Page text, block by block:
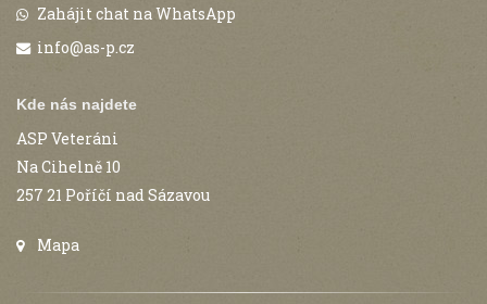
Zahájit chat na WhatsApp
info@as-p.cz
Kde nás najdete
ASP Veteráni
Na Cihelně 10
257 21 Poříčí nad Sázavou
Mapa